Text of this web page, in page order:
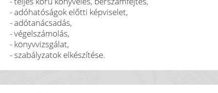
- adóhatóságok előtti képviselet,
- adótanácsadás,
- végelszámolás,
- könyvvizsgálat,
- szabályzatok elkészítése.